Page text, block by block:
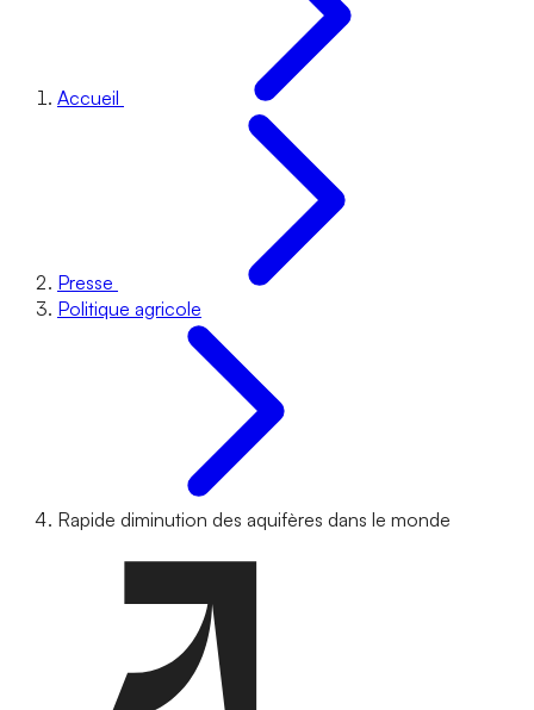
Accueil
Presse
Politique agricole
Rapide diminution des aquifères dans le monde